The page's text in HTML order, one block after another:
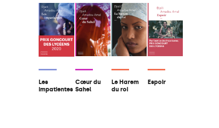
Les
impatientes
Cœur du
Sahel
Le Harem
du roi
Espoir